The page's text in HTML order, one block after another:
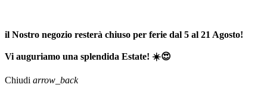
il Nostro negozio resterà chiuso per ferie dal 5 al 21 Agosto!
Vi auguriamo una splendida Estate! ☀️😍
Chiudi arrow_back